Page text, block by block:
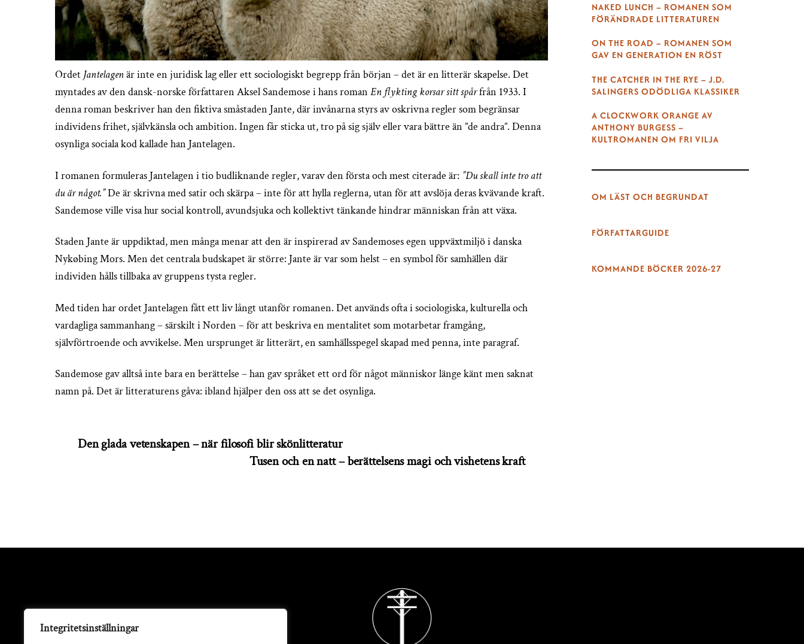
Integritetsinställningar
Ordet Jantelagenär inte en juridisk lag eller ett sociologiskt begrepp från början – det är en litterär skapelse. Det
myntades av den dansk-norske författaren Aksel Sandemose i hans roman En flykting korsar sitt spårfrån 1933. I
denna roman beskriver han den fiktiva småstaden Jante, där invånarna styrs av oskrivna regler som begränsar
individens frihet, självkänsla och ambition. Ingen får sticka ut, tro på sig själv eller vara bättre än ”de andra”. Denna
osynliga sociala kod kallade han Jantelagen.
I romanen formuleras Jantelagen i tio budliknande regler, varav den första och mest citerade är: ”Du skall inte tro att
du är något.”De är skrivna med satir och skärpa – inte för att hylla reglerna, utan för att avslöja deras kvävande kraft.
Sandemose ville visa hur social kontroll, avundsjuka och kollektivt tänkande hindrar människan från att växa.
Staden Jante är uppdiktad, men många menar att den är inspirerad av Sandemoses egen uppväxtmiljö i danska
Nykøbing Mors. Men det centrala budskapet är större: Jante är var som helst – en symbol för samhällen där
individen hålls tillbaka av gruppens tysta regler.
Med tiden har ordet Jantelagen fått ett liv långt utanför romanen. Det används ofta i sociologiska, kulturella och
vardagliga sammanhang – särskilt i Norden – för att beskriva en mentalitet som motarbetar framgång,
självförtroende och avvikelse. Men ursprunget är litterärt, en samhällsspegel skapad med penna, inte paragraf.
Sandemose gav alltså inte bara en berättelse – han gav språket ett ord för något människor länge känt men saknat
namn på. Det är litteraturens gåva: ibland hjälper den oss att se det osynliga.
Den glada vetenskapen – när filosofi blir skönlitteratur
Tusen och en natt – berättelsens magi och vishetens kraft
NAKED LUNCH – ROMANEN SOM
FÖRÄNDRADE LITTERATUREN
ON THE ROAD – ROMANEN SOM
GAV EN GENERATION EN RÖST
THE CATCHER IN THE RYE – J.D.
SALINGERS ODÖDLIGA KLASSIKER
A CLOCKWORK ORANGE AV
ANTHONY BURGESS –
KULTROMANEN OM FRI VILJA
OM LÄST OCH BEGRUNDAT
FÖRFATTARGUIDE
KOMMANDE BÖCKER 2026-27
Back
To